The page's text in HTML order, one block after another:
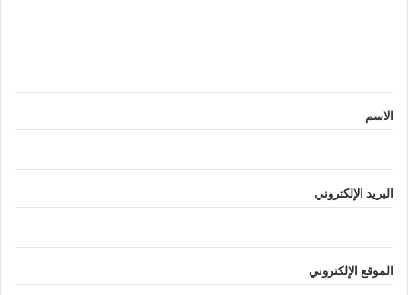
*
الاسم
البريد الإلكتروني
الموقع الإلكتروني